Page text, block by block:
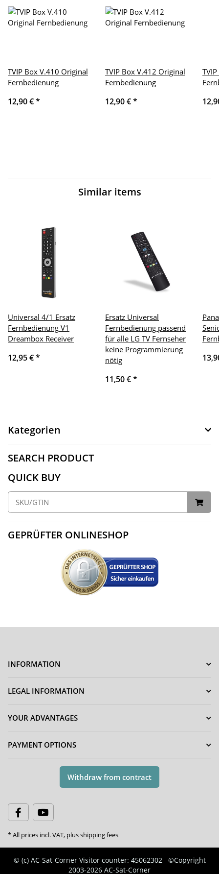
TVIP Box V.410 Original
Fernbedienung
12,90 €*
TVIP Box V.412 Original
Fernbedienung
12,90 €*
Similar items
Universal 4/1 Ersatz
Fernbedienung V1
Dreambox Receiver
12,95 €*
Ersatz Universal
Fernbedienung passend
für alle LG TV Fernseher
keine Programmierung
nötig
11,50 €*
Kategorien
SEARCH PRODUCT
QUICK BUY
GEPRÜFTER ONLINESHOP
INFORMATION
LEGAL INFORMATION
YOUR ADVANTAGES
PAYMENT OPTIONS
Withdraw from contract
* All prices incl. VAT, plusshipping fees
© (c) AC-Sat-CornerVisitor counter: 45062302
©Copyright
2003-2026 AC-Sat-Corner